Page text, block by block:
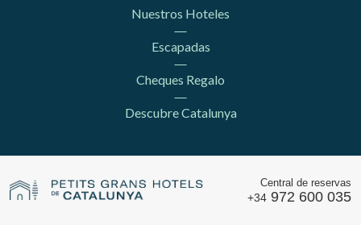
Nuestros Hoteles
Escapadas
Cheques Regalo
Descubre Catalunya
Central de reservas
+34 972 600 035